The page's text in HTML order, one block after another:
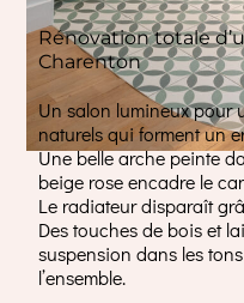
Rénovation totale
Charenton
Un salon lumineux pour
naturels qui forment un
Une belle arche peinte
beige rose encadre le
Le radiateur disparaît
Des touches de bois et
suspension dans les
l’ensemble.